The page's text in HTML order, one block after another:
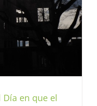
Día en que el